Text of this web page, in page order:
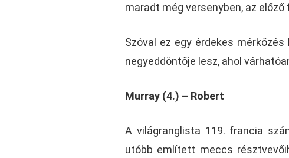
maradt még versenyben, az
Szóval ez egy érdekes
negyeddöntője lesz, ahol
Murray (4.) – Robert
A világranglista 119. francia
utóbb említett meccs